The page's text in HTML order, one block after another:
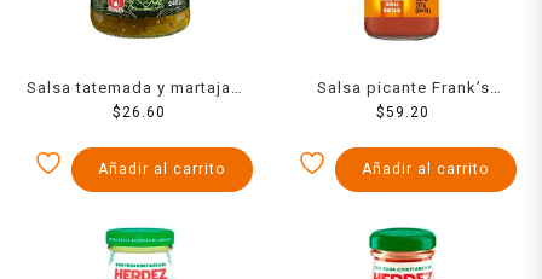
Salsa tatemada y martajada
Herdez verde 240 g
$26.60
Añadir al carrito
Salsa picante Frank’s
RedHot original 354 ml
$59.20
Añadir al carrito